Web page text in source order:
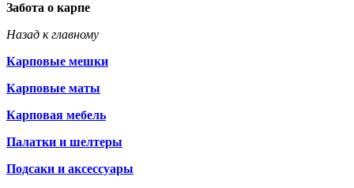
Забота о карпе
Назад к главному
Карповые мешки
Карповые маты
Карповая мебель
Палатки и шелтеры
Подсаки и аксессуары